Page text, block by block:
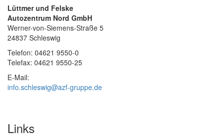
Lüttmer und Felske
Autozentrum Nord GmbH
Werner-von-Siemens-Straße 5
24837 Schleswig
Telefon: 04621 9550-0
Telefax: 04621 9550-25
E-Mail:
info.schleswig@azf-gruppe.de
Links